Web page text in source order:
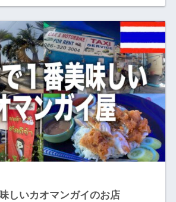
しいカオマンガイのお店